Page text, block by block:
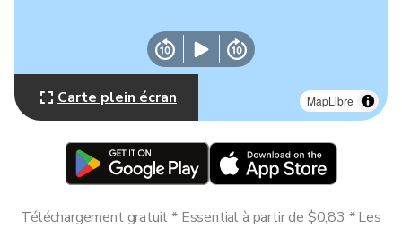
MapLibre
Carte plein écran
Téléchargement gratuit * Essential à partir de $0,83 * Les